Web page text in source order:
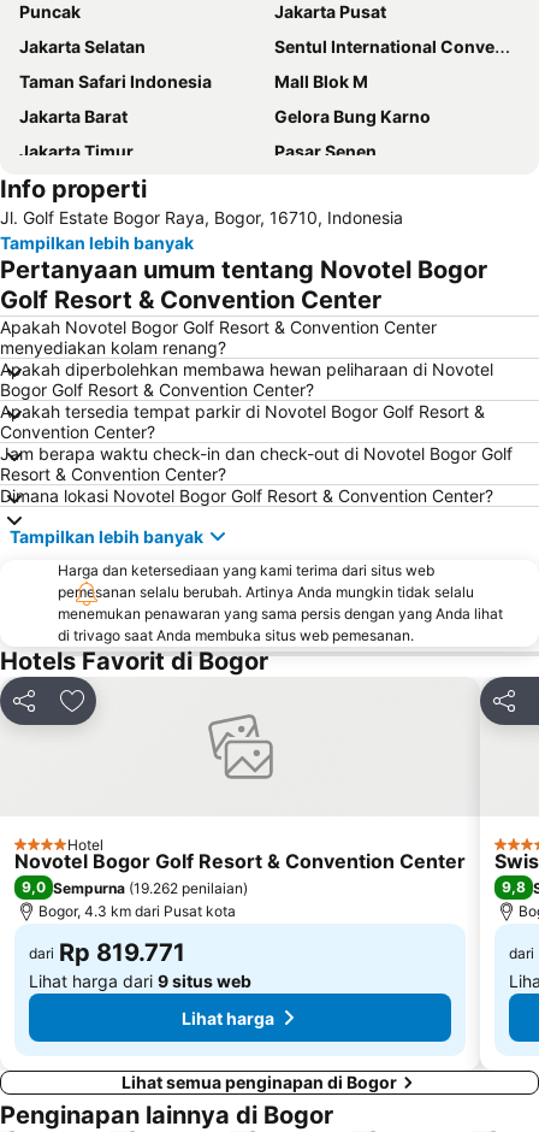
Puncak
Jakarta Pusat
Jakarta Selatan
Sentul International Convention Center
Taman Safari Indonesia
Mall Blok M
Jakarta Barat
Gelora Bung Karno
Jakarta Timur
Pasar Senen
Kuningan City
Grand Indonesia Shopping Town
Thamrin City/Thamrin City Mall
Kebun Raya Bogor
Senayan City
Stasiun Kereta Jatinegara
Taman Mini Indonesia Indah
Central Park Jakarta
Balai Sidang Jakarta Convention Center
Cileungsi
Kebun Binatang Ragunan
Stasiun Kereta Gambir
Botani Square Mall
Bandara Halim Perdanakusuma
Monumen Nasional (Monas)
Kota Kasablanka
Plaza Indonesia
Sarinah
Taman Menteng
Circuit Sentul International
Kebun Raya Bogor
Plaza Senayan
Institut Pertanian Bogor (IPB)
Jungleland
Fatmawati Golf Course
Mall Pondok Indah I & II
Gunung Salak
Gambir
Gajah Mada Plaza
Info properti
Jl. Golf Estate Bogor Raya, Bogor, 16710, Indonesia
Tampilkan lebih banyak
Pertanyaan umum tentang Novotel Bogor
Golf Resort & Convention Center
Apakah Novotel Bogor Golf Resort & Convention Center
menyediakan kolam renang?
Apakah diperbolehkan membawa hewan peliharaan di Novotel
Bogor Golf Resort & Convention Center?
Apakah tersedia tempat parkir di Novotel Bogor Golf Resort &
Convention Center?
Jam berapa waktu check-in dan check-out di Novotel Bogor Golf
Resort & Convention Center?
Dimana lokasi Novotel Bogor Golf Resort & Convention Center?
Tampilkan lebih banyak
Harga dan ketersediaan yang kami terima dari situs web
pemesanan selalu berubah. Artinya Anda mungkin tidak selalu
menemukan penawaran yang sama persis dengan yang Anda lihat
di trivago saat Anda membuka situs web pemesanan.
Hotels Favorit di Bogor
BagikanTambahkan ke favorit
4 Bintang
Hotel
Novotel Bogor Golf Resort & Convention Center
9,0 Sempurna (19.262 penilaian)
Bogor, 4.3 km dari Pusat kota
dari Rp 819.771
Lihat harga dari 9 situs web
Lihat harga
4
9,8
dari
Lihat semua penginapan di Bogor
Penginapan lainnya di Bogor